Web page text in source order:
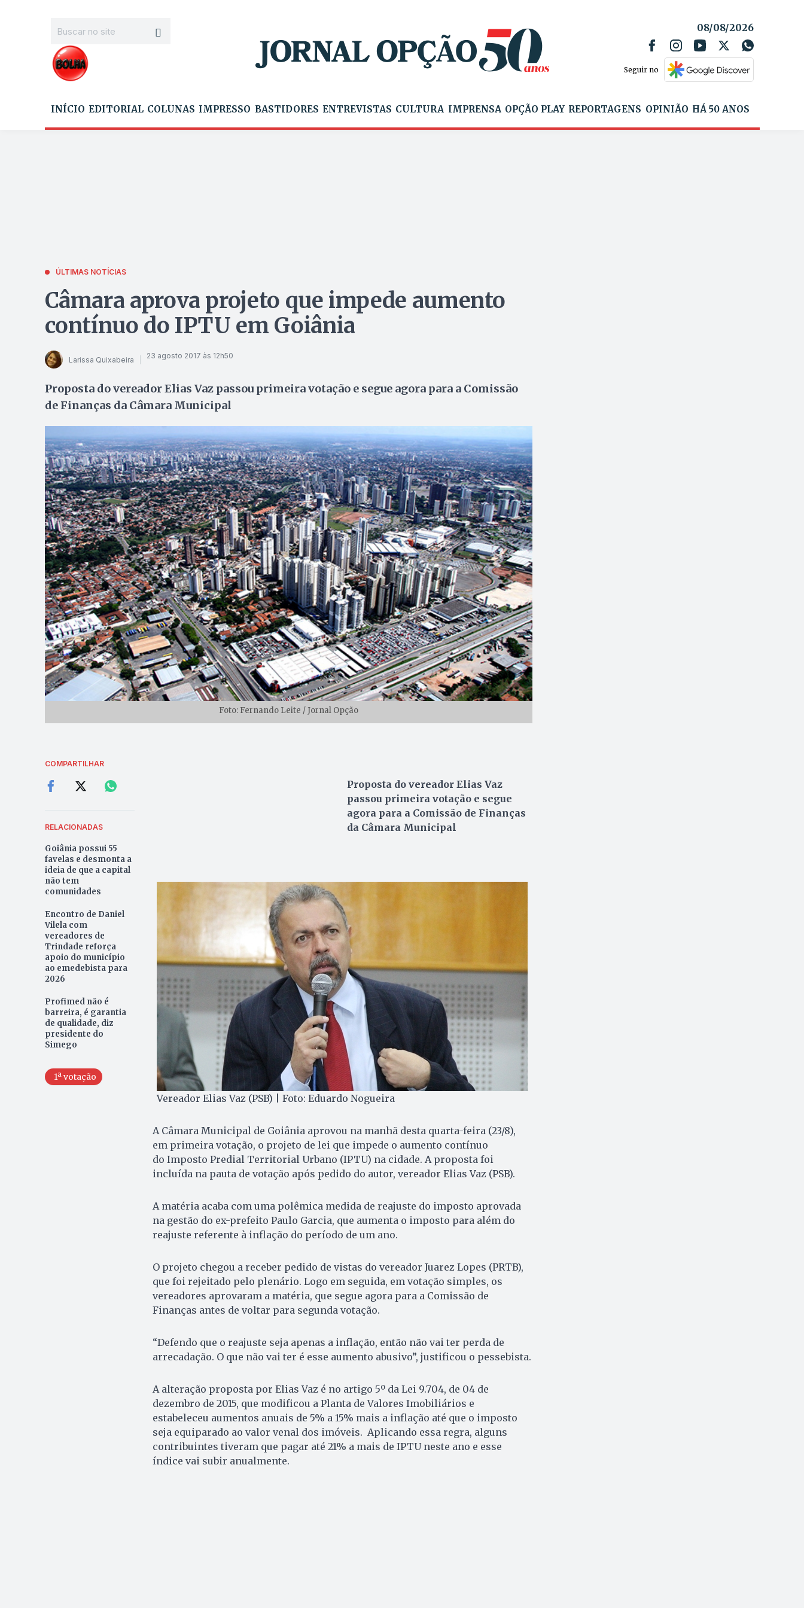
08/08/2026
Seguir no
INÍCIO EDITORIAL COLUNAS IMPRESSO BASTIDORES ENTREVISTAS CULTURA IMPRENSA OPÇÃO PLAY REPORTAGENS OPINIÃO HÁ 50 ANOS
ÚLTIMAS NOTÍCIAS
Câmara aprova projeto que impede aumento
contínuo do IPTU em Goiânia
Larissa Quixabeira 23 agosto 2017 às 12h50
Proposta do vereador Elias Vaz passou primeira votação e segue agora para a Comissão
de Finanças da Câmara Municipal
Foto: Fernando Leite / Jornal Opção
COMPARTILHAR
RELACIONADAS
Goiânia possui 55
favelas e desmonta a
ideia de que a capital
não tem
comunidades
Encontro de Daniel
Vilela com
vereadores de
Trindade reforça
apoio do município
ao emedebista para
2026
Profimed não é
barreira, é garantia
de qualidade, diz
presidente do
Simego
1ª votação
Proposta do vereador Elias Vaz
passou primeira votação e segue
agora para a Comissão de Finanças
da Câmara Municipal
Vereador Elias Vaz (PSB) | Foto: Eduardo Nogueira
A Câmara Municipal de Goiânia aprovou na manhã desta quarta-feira (23/8),
em primeira votação, o projeto de lei que impede o aumento contínuo
do Imposto Predial Territorial Urbano (IPTU) na cidade. A proposta foi
incluída na pauta de votação após pedido do autor, vereador Elias Vaz (PSB).
A matéria acaba com uma polêmica medida de reajuste do imposto aprovada
na gestão do ex-prefeito Paulo Garcia, que aumenta o imposto para além do
reajuste referente à inflação do período de um ano.
O projeto chegou a receber pedido de vistas do vereador Juarez Lopes (PRTB),
que foi rejeitado pelo plenário. Logo em seguida, em votação simples, os
vereadores aprovaram a matéria, que segue agora para a Comissão de
Finanças antes de voltar para segunda votação.
“Defendo que o reajuste seja apenas a inflação, então não vai ter perda de
arrecadação. O que não vai ter é esse aumento abusivo”, justificou o pessebista.
A alteração proposta por Elias Vaz é no artigo 5º da Lei 9.704, de 04 de
dezembro de 2015, que modificou a Planta de Valores Imobiliários e
estabeleceu aumentos anuais de 5% a 15% mais a inflação até que o imposto
seja equiparado ao valor venal dos imóveis. Aplicando essa regra, alguns
contribuintes tiveram que pagar até 21% a mais de IPTU neste ano e esse
índice vai subir anualmente.